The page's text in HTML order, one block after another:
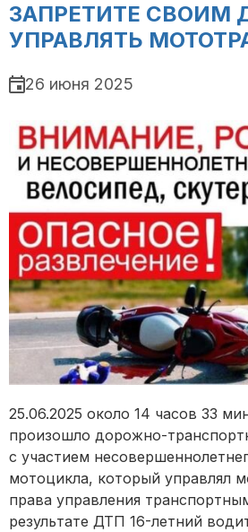
ЗАПРЕТИТЕ СВОИМ
УПРАВЛЯТЬ
26 июня 2025
25.06.2025 около 14 часов 33
произошло дорожно-
с участием
мотоцикла, который управлял
права управления
результате ДТП 16-летний